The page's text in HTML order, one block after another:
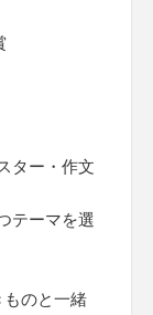
ター・作文
テーマを選
ものと一緒